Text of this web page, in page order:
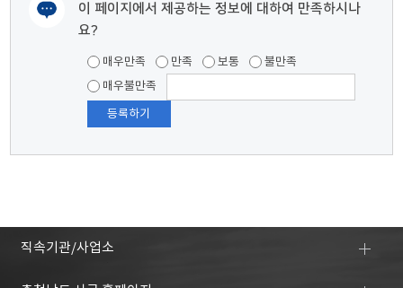
이 페이지에서 제공하는 정보에 대하여 만족하시나
요?
매우만족 만족 보통
불만족
매우불만족
직속기관/사업소